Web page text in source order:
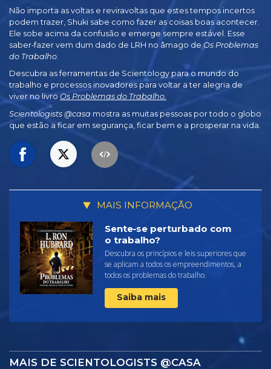
Não importa as voltas e reviravoltas que estes tempos incertos
podem trazer, Shuki sabe como fazer as coisas boas acontecer.
Ele sobe acima da confusão e emerge sempre estável. Esse
saber‑fazer vem dum dado de LRH no âmago de Os Problemas
do Trabalho
Descubra as ferramentas de Scientology para o mundo do
trabalho e processos inovadores para voltar a ter alegria de
viver no livro Os Problemas do Trabalho.
Scientologists @casa mostra as muitas pessoas por todo o globo
que estão a ficar em segurança, ficar bem e a prosperar na vida.
MAIS INFORMAÇÃO
Sente‑se perturbado com
o trabalho?
Descubra os princípios e leis superiores que
se aplicam a todos os empreendimentos, a
todos os problemas do trabalho.
Saiba mais
MAIS DE SCIENTOLOGISTS @CASA